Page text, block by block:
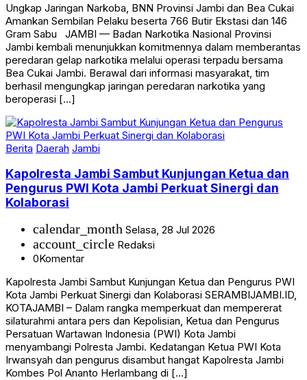
Ungkap Jaringan Narkoba, BNN Provinsi Jambi dan Bea Cukai
Amankan Sembilan Pelaku beserta 766 Butir Ekstasi dan 146
Gram Sabu JAMBI — Badan Narkotika Nasional Provinsi
Jambi kembali menunjukkan komitmennya dalam memberantas
peredaran gelap narkotika melalui operasi terpadu bersama
Bea Cukai Jambi. Berawal dari informasi masyarakat, tim
berhasil mengungkap jaringan peredaran narkotika yang
beroperasi […]
Berita Daerah Jambi
Kapolresta Jambi Sambut Kunjungan Ketua dan
Pengurus PWI Kota Jambi Perkuat Sinergi dan
Kolaborasi
calendar_month Selasa, 28 Jul 2026
account_circle Redaksi
0Komentar
Kapolresta Jambi Sambut Kunjungan Ketua dan Pengurus PWI
Kota Jambi Perkuat Sinergi dan Kolaborasi SERAMBIJAMBI.ID,
KOTAJAMBI – Dalam rangka memperkuat dan mempererat
silaturahmi antara pers dan Kepolisian, Ketua dan Pengurus
Persatuan Wartawan Indonesia (PWI) Kota Jambi
menyambangi Polresta Jambi. Kedatangan Ketua PWI Kota
Irwansyah dan pengurus disambut hangat Kapolresta Jambi
Kombes Pol Ananto Herlambang di […]